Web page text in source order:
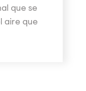
que se
aire que